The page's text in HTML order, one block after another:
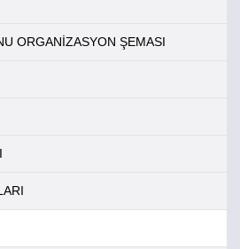
ORGANİZASYON ŞEMASI